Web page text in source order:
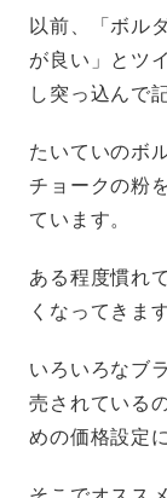
以前、「ボル
が良い」とツ
し突っ込んで
たいていのボ
チョークの粉
ています。
ある程度慣れ
くなってきま
いろいろなブ
売されている
めの価格設定